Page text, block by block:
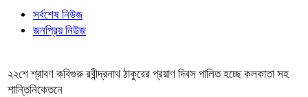
সর্বশেষ নিউজ
জনপ্রিয় নিউজ
২২শে শ্রাবণ কবিগুরু রবীন্দ্রনাথ ঠাকুরের প্রয়াণ দিবস পালিত হচ্ছে কলকাতা সহ
শান্তিনিকেতনে